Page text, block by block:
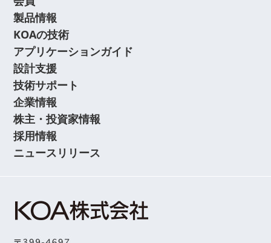
製品情報
KOAの技術
アプリケーションガイド
設計支援
技術サポート
企業情報
株主・投資家情報
採用情報
ニュースリリース